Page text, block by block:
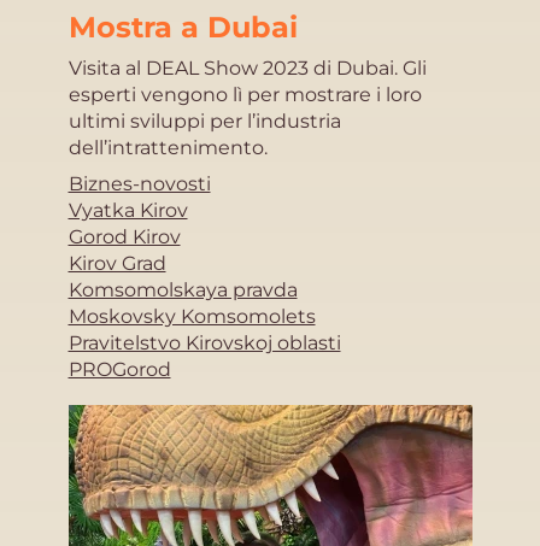
Mostra a Dubai
Visita al DEAL Show 2023 di Dubai. Gli
esperti vengono lì per mostrare i loro
ultimi sviluppi per l’industria
dell’intrattenimento.
Biznes-novosti
Vyatka Kirov
Gorod Kirov
Kirov Grad
Komsomolskaya pravda
Moskovsky Komsomolets
Pravitelstvo Kirovskoj oblasti
PROGorod